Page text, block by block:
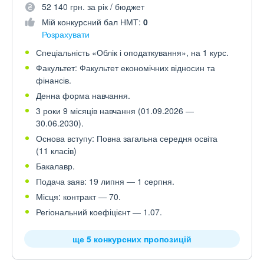
52 140 грн. за рік / бюджет
Мій конкурсний бал НМТ: 0
Розрахувати
Спеціальність «Облік і оподаткування», на 1 курс.
Факультет: Факультет економічних відносин та
фінансів.
Денна форма навчання.
3 роки 9 місяців навчання (01.09.2026 —
30.06.2030).
Основа вступу: Повна загальна середня освіта
(11 класів)
Бакалавр.
Подача заяв: 19 липня — 1 серпня.
Місця: контракт — 70.
Регіональний коефіцієнт — 1.07.
ще 5 конкурсних пропозицій